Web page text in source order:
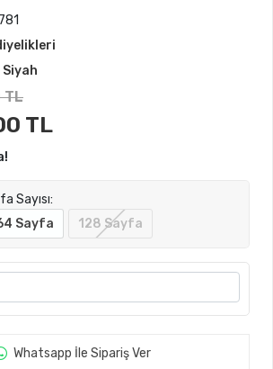
TL
TL
Sayısı:
Sayfa 128 Sayfa
Whatsapp İle Sipariş Ver